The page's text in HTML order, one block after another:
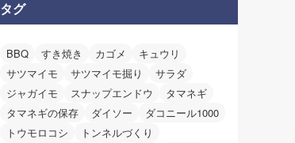
タグ
BBQ すき焼き カゴメ
キュウリ
サツマイモ
サツマイモ掘り
サラダ
ジャガイモ
スナップエンドウ
タマネギ
タマネギの保存
ダイソー
ダコニール1000
トウモロコシ
トンネルづくり